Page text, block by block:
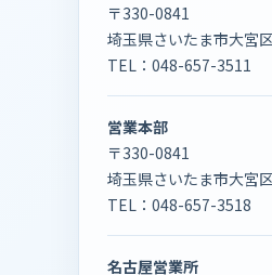
〒330-0841
埼玉県さいたま市大宮
TEL： 048-657-3511
営業本部
〒330-0841
埼玉県さいたま市大宮
TEL： 048-657-3518
名古屋営業所